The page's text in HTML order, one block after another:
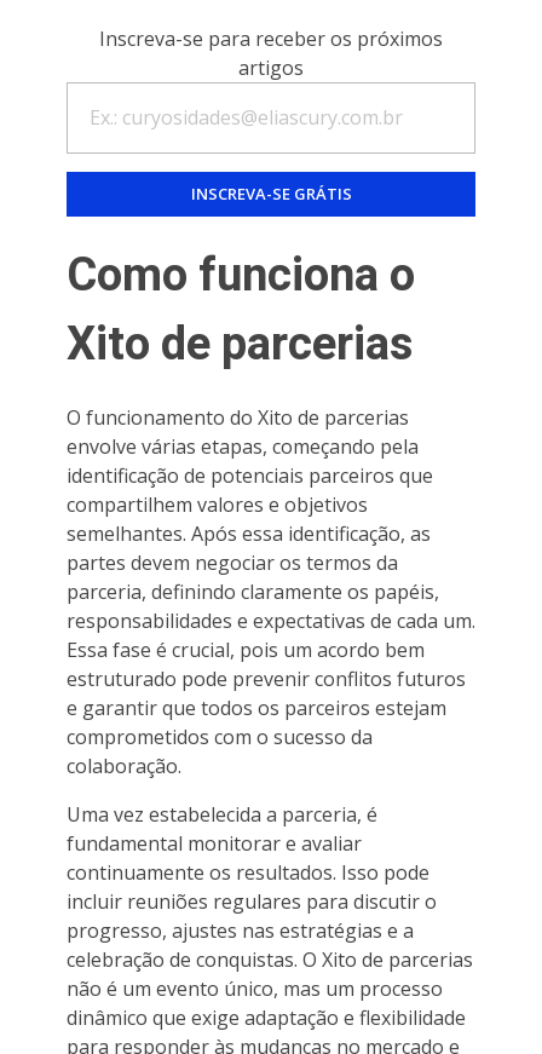
Inscreva-se para receber os próximos
artigos
Como funciona o
Xito de parcerias
O funcionamento do Xito de parcerias
envolve várias etapas, começando pela
identificação de potenciais parceiros que
compartilhem valores e objetivos
semelhantes. Após essa identificação, as
partes devem negociar os termos da
parceria, definindo claramente os papéis,
responsabilidades e expectativas de cada um.
Essa fase é crucial, pois um acordo bem
estruturado pode prevenir conflitos futuros
e garantir que todos os parceiros estejam
comprometidos com o sucesso da
colaboração.
Uma vez estabelecida a parceria, é
fundamental monitorar e avaliar
continuamente os resultados. Isso pode
incluir reuniões regulares para discutir o
progresso, ajustes nas estratégias e a
celebração de conquistas. O Xito de parcerias
não é um evento único, mas um processo
dinâmico que exige adaptação e flexibilidade
para responder às mudanças no mercado e